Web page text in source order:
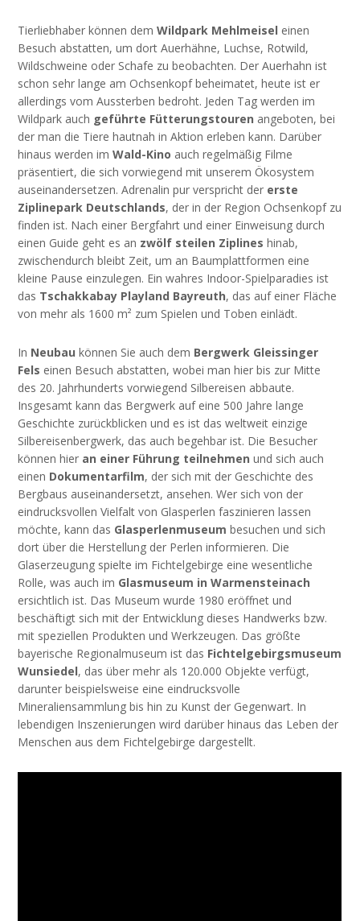
Tierliebhaber können demWildpark Mehlmeisel einen
Besuch abstatten, um dort Auerhähne, Luchse, Rotwild,
Wildschweine oder Schafe zu beobachten. Der Auerhahn ist
schon sehr lange am Ochsenkopf beheimatet, heute ist er
allerdings vom Aussterben bedroht. Jeden Tag werden im
Wildpark auch geführte Fütterungstouren angeboten, bei
der man die Tiere hautnah in Aktion erleben kann. Darüber
hinaus werden imWald-Kino auch regelmäßig Filme
präsentiert, die sich vorwiegend mit unserem Ökosystem
auseinandersetzen. Adrenalin pur verspricht der erste
Ziplinepark Deutschlands, der in der Region Ochsenkopf zu
finden ist. Nach einer Bergfahrt und einer Einweisung durch
einen Guide geht es an zwölf steilen Ziplines hinab,
zwischendurch bleibt Zeit, um an Baumplattformen eine
kleine Pause einzulegen. Ein wahres Indoor-Spielparadies ist
das Tschakkabay Play­land Bayreuth, das auf einer Fläche
von mehr als 1600 m² zum Spielen und Toben einlädt.
In Neubau können Sie auch dem Bergwerk Gleissinger
Fels einen Besuch abstatten, wobei man hier bis zur Mitte
des 20. Jahrhunderts vorwiegend Silbereisen abbaute.
Insgesamt kann das Bergwerk auf eine 500 Jahre lange
Geschichte zurückblicken und es ist das weltweit einzige
Silbereisenbergwerk, das auch begehbar ist. Die Besucher
können hier an einer Führung teilnehmen und sich auch
einen Dokumentarfilm, der sich mit der Geschichte des
Bergbaus auseinandersetzt, ansehen. Wer sich von der
eindrucksvollen Vielfalt von Glasperlen faszinieren lassen
möchte, kann das Glasperlenmuseum besuchen und sich
dort über die Herstellung der Perlen informieren. Die
Glaserzeugung spielte im Fichtelgebirge eine wesentliche
Rolle, was auch im Glasmuseum in Warmensteinach
ersichtlich ist. Das Museum wurde 1980 eröffnet und
beschäftigt sich mit der Entwicklung dieses Handwerks bzw.
mit speziellen Produkten und Werkzeugen. Das größte
bayerische Regionalmuseum ist das Fichtelgebirgsmuseum
Wunsiedel, das über mehr als 120.000 Objekte verfügt,
darunter beispielsweise eine eindrucksvolle
Mineraliensammlung bis hin zu Kunst der Gegenwart. In
lebendigen Inszenierungen wird darüber hinaus das Leben der
Menschen aus dem Fichtelgebirge dargestellt.